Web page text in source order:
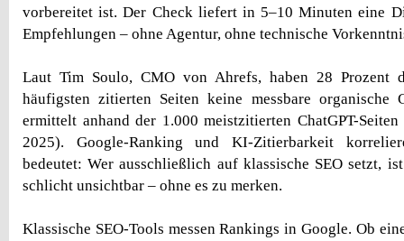
vorbereitet ist. Der Check liefert in 5–10 Minuten eine
Empfehlungen – ohne Agentur, ohne technische
Laut Tim Soulo, CMO von Ahrefs, haben 28 Prozent
häufigsten zitierten Seiten keine messbare organische
ermittelt anhand der 1.000 meistzitierten ChatGPT-
2025). Google-Ranking und KI-Zitierbarkeit
bedeutet: Wer ausschließlich auf klassische SEO setzt,
schlicht unsichtbar – ohne es zu merken.
Klassische SEO-Tools messen Rankings in Google. Ob